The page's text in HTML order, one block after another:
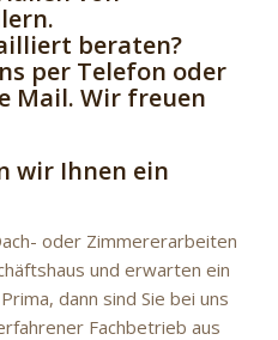
beraten?
per Telefon oder
Mail. Wir freuen
wir Ihnen ein
oder Zimmererarbeiten
und erwarten ein
dann sind Sie bei uns
Fachbetrieb aus